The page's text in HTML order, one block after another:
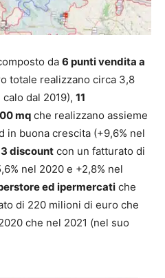
da 6 punti vendita a
totale realizzano circa 3,8
dal 2019), 11
mq che realizzano assieme
in buona crescita (+9,6% nel
discount con un fatturato di
nel 2020 e +2,8% nel
ed ipermercati che
di 220 milioni di euro che
che nel 2021 (nel suo